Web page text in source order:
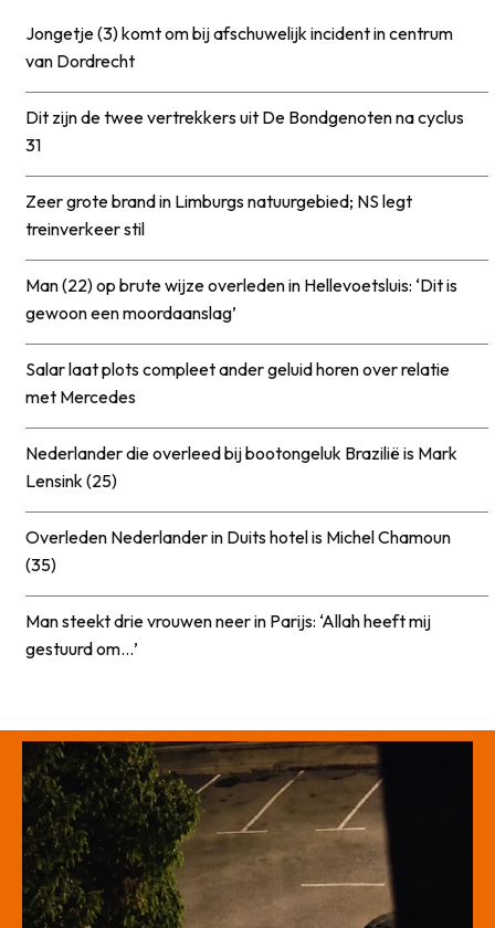
Jongetje (3) komt om bij afschuwelijk incident in centrum
van Dordrecht
Dit zijn de twee vertrekkers uit De Bondgenoten na cyclus
31
Zeer grote brand in Limburgs natuurgebied; NS legt
treinverkeer stil
Man (22) op brute wijze overleden in Hellevoetsluis: ‘Dit is
gewoon een moordaanslag’
Salar laat plots compleet ander geluid horen over relatie
met Mercedes
Nederlander die overleed bij bootongeluk Brazilië is Mark
Lensink (25)
Overleden Nederlander in Duits hotel is Michel Chamoun
(35)
Man steekt drie vrouwen neer in Parijs: ‘Allah heeft mij
gestuurd om…’